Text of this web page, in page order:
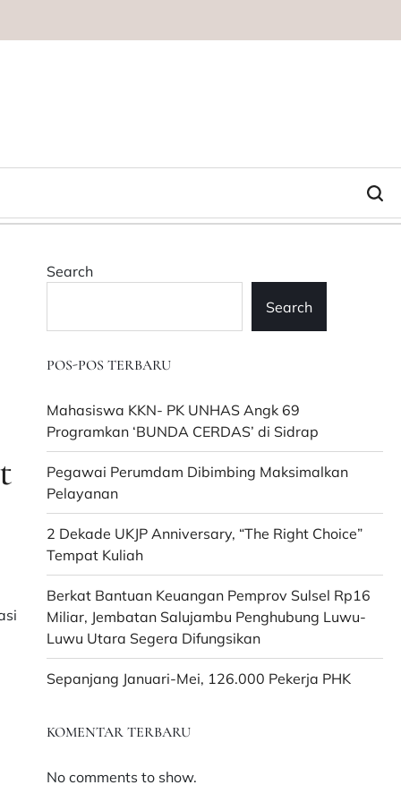
Search
Search
POS-POS TERBARU
Mahasiswa KKN- PK UNHAS Angk 69
Programkan ‘BUNDA CERDAS’ di Sidrap
Pegawai Perumdam Dibimbing Maksimalkan
Pelayanan
2 Dekade UKJP Anniversary, “The Right Choice”
Tempat Kuliah
Berkat Bantuan Keuangan Pemprov Sulsel Rp16
Miliar, Jembatan Salujambu Penghubung Luwu-
Luwu Utara Segera Difungsikan
Sepanjang Januari-Mei, 126.000 Pekerja PHK
KOMENTAR TERBARU
No comments to show.